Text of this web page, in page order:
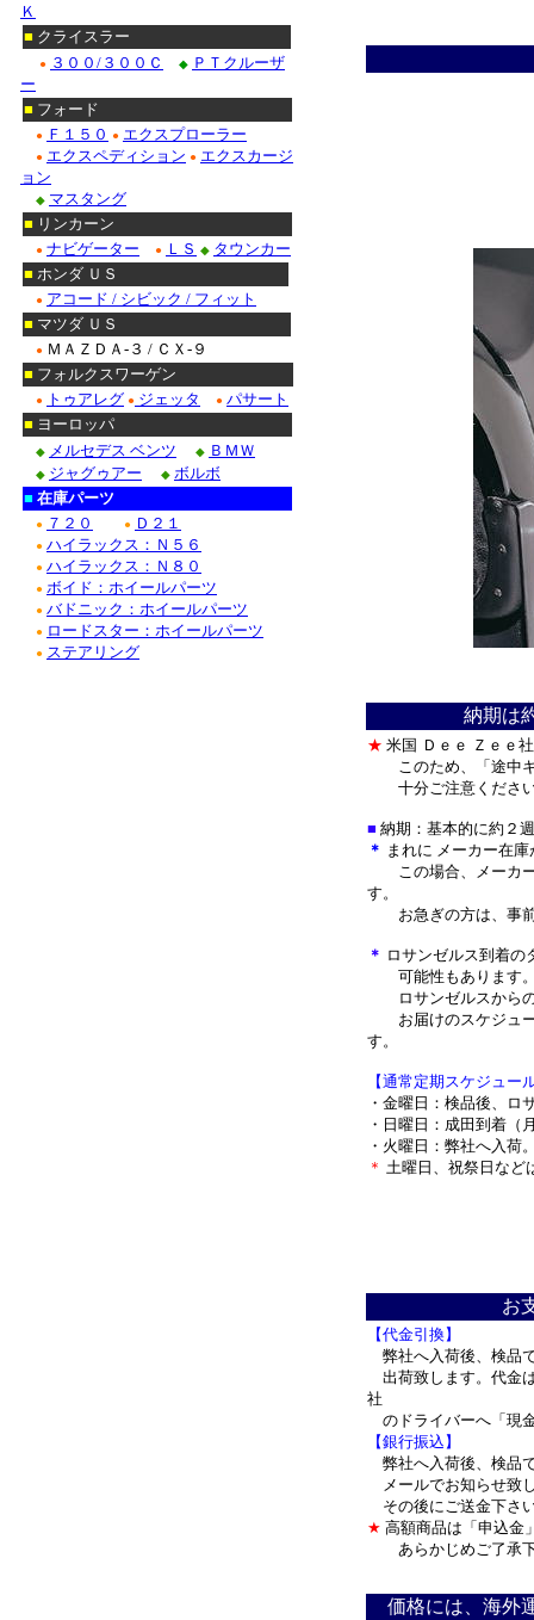
納期は
★ 米国 Ｄｅｅ Ｚｅｅ
このため、「途中
十分ご注意くださ
■ 納期：基本的に約２
＊ まれに メーカー在
この場合、メーカー
す。
お急ぎの方は、事前
＊ ロサンゼルス到着の
可能性もあります
ロサンゼルスからの
お届けのスケジュー
す。
【通常定期スケジュー
・金曜日：検品後、ロ
・日曜日：成田到着（
・火曜日：弊社へ入荷
＊ 土曜日、祝祭日など
お
【代金引換】
弊社へ入荷後、検品
出荷致します。代金
社
のドライバーへ「現
【銀行振込】
弊社へ入荷後、検品
メールでお知らせ致
その後にご送金下さ
★ 高額商品は「申込金
あらかじめご了承
価格には、海外
Ｋ
■ クライスラー
● ３００/３００Ｃ ◆ ＰＴクルーザ
ー
■ フォード
● Ｆ１５０ ● エクスプローラー
● エクスペディション ● エクスカージ
ョン
◆ マスタング
■ リンカーン
● ナビゲーター ● ＬＳ ◆ タウンカー
■ ホンダ ＵＳ
● アコード / シビック / フィット
■ マツダ ＵＳ
● ＭＡＺＤＡ-３ / ＣＸ-９
■ フォルクスワーゲン
● トゥアレグ ● ジェッタ ● パサート
■ ヨーロッパ
◆ メルセデス ベンツ ◆ ＢＭＷ
◆ ジャグゥアー ◆ ボルボ
■ 在庫パーツ
● ７２０ ● Ｄ２１
● ハイラックス：Ｎ５６
● ハイラックス：Ｎ８０
● ボイド：ホイールパーツ
● バドニック：ホイールパーツ
● ロードスター：ホイールパーツ
● ステアリング